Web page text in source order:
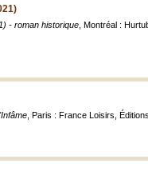
- roman historique , Montréal :
, Paris : France Loisirs,